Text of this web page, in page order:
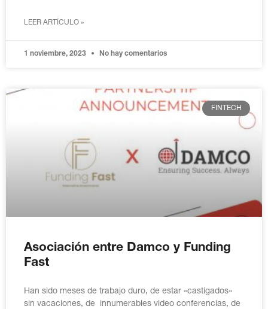
LEER ARTÍCULO »
1 noviembre, 2023 No hay comentarios
FINTECH
Asociación entre Damco y Funding
Fast
Han sido meses de trabajo duro, de estar «castigados»
sin vacaciones, de innumerables video conferencias, de